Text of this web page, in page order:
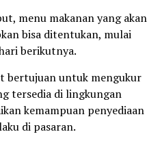
menu makanan yang akan
bisa ditentukan, mulai
berikutnya.
bertujuan untuk mengukur
tersedia di lingkungan
kemampuan penyediaan
di pasaran.